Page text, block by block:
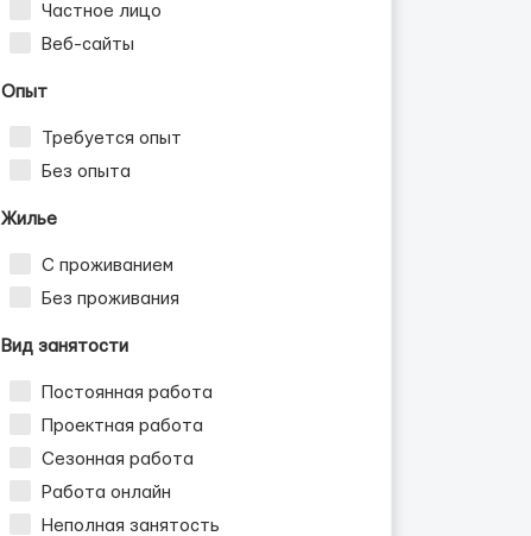
Частное лицо
Веб-сайты
Опыт
Требуется опыт
Без опыта
Жилье
С проживанием
Без проживания
Вид занятости
Постоянная работа
Проектная работа
Сезонная работа
Работа онлайн
Неполная занятость